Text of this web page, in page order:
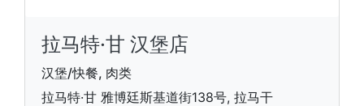
拉马特·甘 汉堡店
汉堡/快餐, 肉类
拉马特·甘 雅博廷斯基道街138号, 拉马干